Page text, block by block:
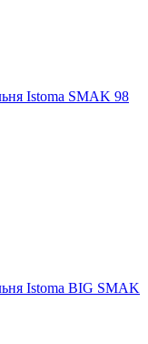
Istoma SMAK 98
Istoma BIG SMAK